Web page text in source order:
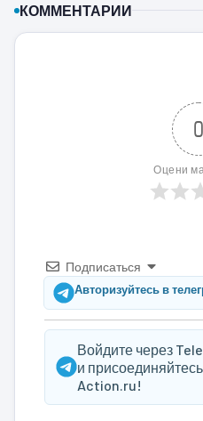
КОММЕНТАРИИ
0
Оцени
Подписаться
Авторизуйтесь в
Войдите через
и
Action.ru!